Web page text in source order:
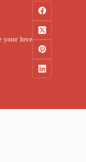
your love